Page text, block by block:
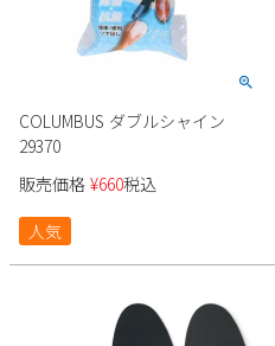
COLUMBUS ダブルシャイン
29370
販売価格 ¥660税込
人気